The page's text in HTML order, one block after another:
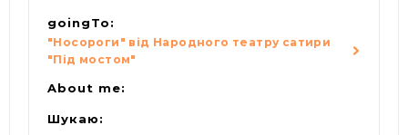
goingTo:
"Носороги" від Народного театру сатири
"Під мостом"
About me:
Шукаю: